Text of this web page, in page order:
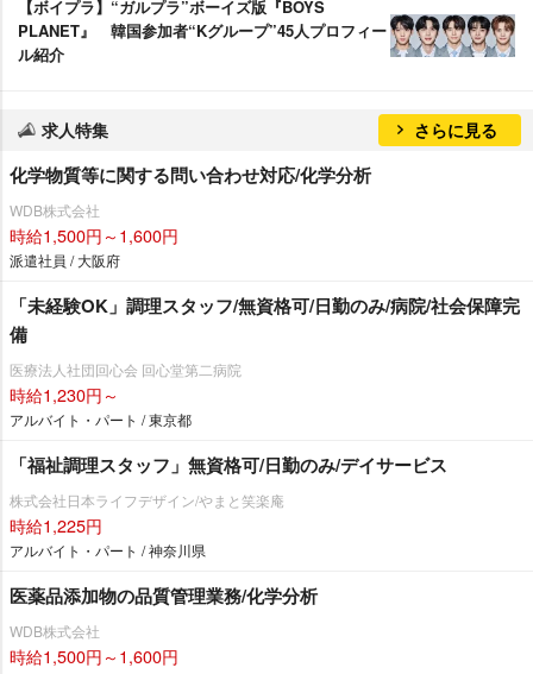
【ボイプラ】“ガルプラ”ボーイズ版『BOYS
PLANET』 韓国参加者“Kグループ”45人プロフィー
ル紹介
求人特集 さらに見る
化学物質等に関する問い合わせ対応/化学分析
WDB株式会社
時給1,500円～1,600円
派遣社員 / 大阪府
「未経験OK」調理スタッフ/無資格可/日勤のみ/病院/社会保障完
備
医療法人社団回心会 回心堂第二病院
時給1,230円～
アルバイト・パート / 東京都
「福祉調理スタッフ」無資格可/日勤のみ/デイサービス
株式会社日本ライフデザイン/やまと笑楽庵
時給1,225円
アルバイト・パート / 神奈川県
医薬品添加物の品質管理業務/化学分析
WDB株式会社
時給1,500円～1,600円